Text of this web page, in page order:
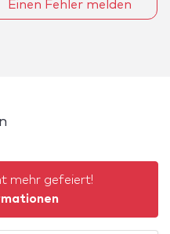
Einen Fehler melden
mehr gefeiert!